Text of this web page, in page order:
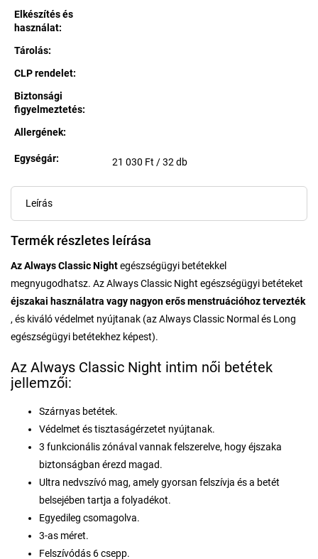
Elkészítés és
használat:
Tárolás:
CLP rendelet:
Biztonsági
figyelmeztetés:
Allergének:
Egységár: Egységár:
21 030 Ft / 32 db
Leírás
Termék részletes leírása
Az Always Classic Nightegészségügyi betétekkel
megnyugodhatsz. Az Always Classic Night egészségügyi betéteket
éjszakai használatra vagy nagyon erős menstruációhoz tervezték
, és kiváló védelmet nyújtanak (az Always Classic Normal és Long
egészségügyi betétekhez képest).
Az Always Classic Night intim női betétek
jellemzői:
Szárnyas betétek.
Védelmet és tisztaságérzetet nyújtanak.
3 funkcionális zónával vannak felszerelve, hogy éjszaka
biztonságban érezd magad.
Ultra nedvszívó mag, amely gyorsan felszívja és a betét
belsejében tartja a folyadékot.
Egyedileg csomagolva.
3-as méret.
Felszívódás 6 csepp.